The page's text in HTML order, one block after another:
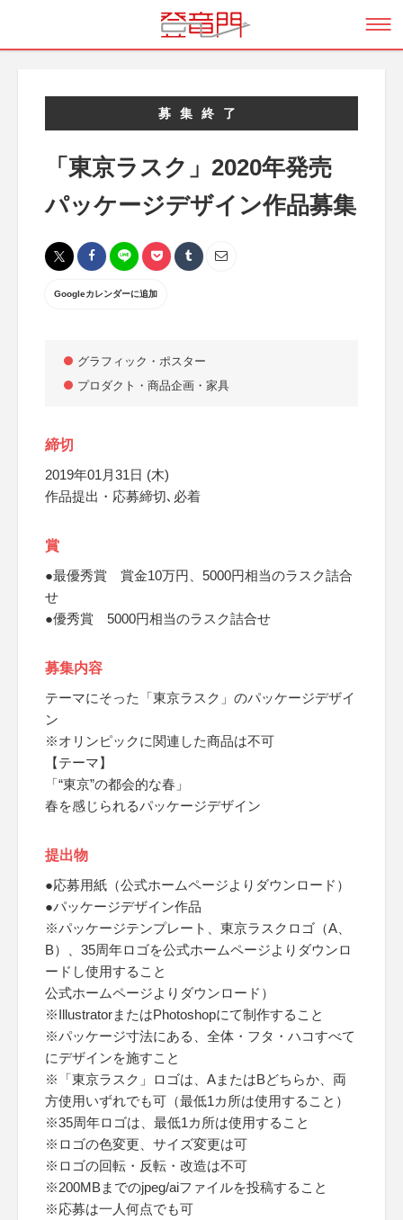
募集終了
「東京ラスク」2020年発売
パッケージデザイン作品募集
Googleカレンダーに追加
グラフィック・ポスター
プロダクト・商品企画・家具
締切
2019年01月31日 (木)
作品提出・応募締切､必着
賞
●最優秀賞 賞金10万円、5000円相当のラスク詰合
せ
●優秀賞 5000円相当のラスク詰合せ
募集内容
テーマにそった「東京ラスク」のパッケージデザイ
ン
※オリンピックに関連した商品は不可
【テーマ】
「“東京”の都会的な春」
春を感じられるパッケージデザイン
提出物
●応募用紙（公式ホームページよりダウンロード）
●パッケージデザイン作品
※パッケージテンプレート、東京ラスクロゴ（A、
B）、35周年ロゴを公式ホームページよりダウンロ
ードし使用すること
公式ホームページよりダウンロード）
※IllustratorまたはPhotoshopにて制作すること
※パッケージ寸法にある、全体・フタ・ハコすべて
にデザインを施すこと
※「東京ラスク」ロゴは、AまたはBどちらか、両
方使用いずれでも可（最低1カ所は使用すること）
※35周年ロゴは、最低1カ所は使用すること
※ロゴの色変更、サイズ変更は可
※ロゴの回転・反転・改造は不可
※200MBまでのjpeg/aiファイルを投稿すること
※応募は一人何点でも可